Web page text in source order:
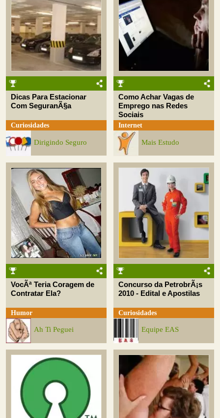
Dicas Para Estacionar
Com SeguranÃ§a
Curiosidades
Dirigindo Seguro
Como Achar Vagas de
Emprego nas Redes
Sociais
Internet
Mais Estudo
VocÃª Teria Coragem de
Contratar Ela?
Humor
Ah Ti Peguei
Concurso da PetrobrÃ¡s
2010 - Edital e Apostilas
Curiosidades
Equipe EAS